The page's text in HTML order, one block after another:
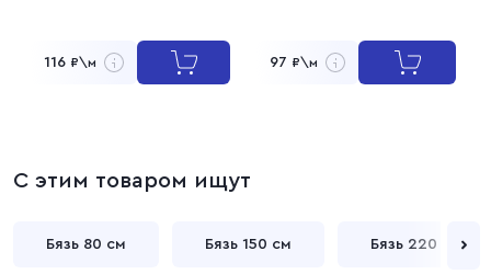
116 ₽\м 97 ₽\м
С этим товаром ищут
Бязь 80 см Бязь 150 см Бязь 220 см